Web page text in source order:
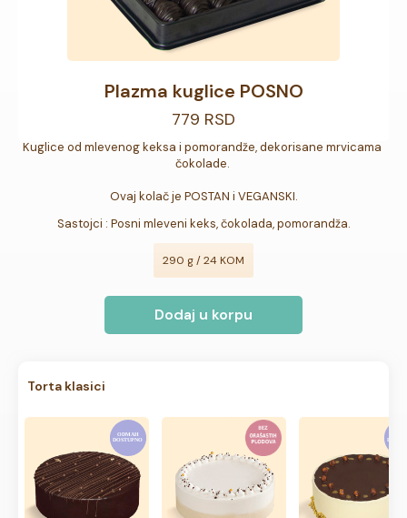
Plazma kuglice POSNO
779 RSD
Kuglice od mlevenog keksa i pomorandže, dekorisane mrvicama
čokolade.
Ovaj kolač je POSTAN i VEGANSKI.
Sastojci : Posni mleveni keks, čokolada, pomorandža.
290 g / 24 KOM
Dodaj u korpu
Torta klasici